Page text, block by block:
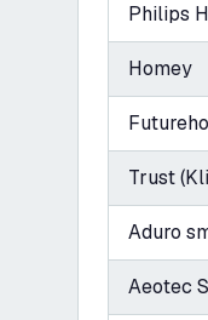
Philips
Homey
Trust
Aduro
Aeotec